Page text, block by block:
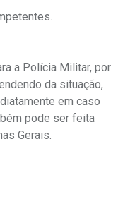
a Polícia Militar, por
da situação,
em caso
pode ser feita
Gerais.